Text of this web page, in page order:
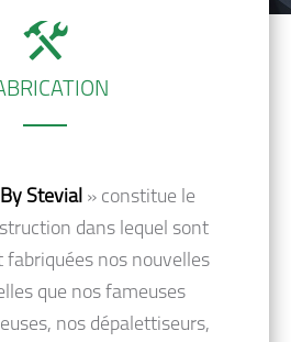
By Stevial » constitue le
dans lequel sont
fabriquées nos nouvelles
que nos fameuses
nos dépalettiseurs,